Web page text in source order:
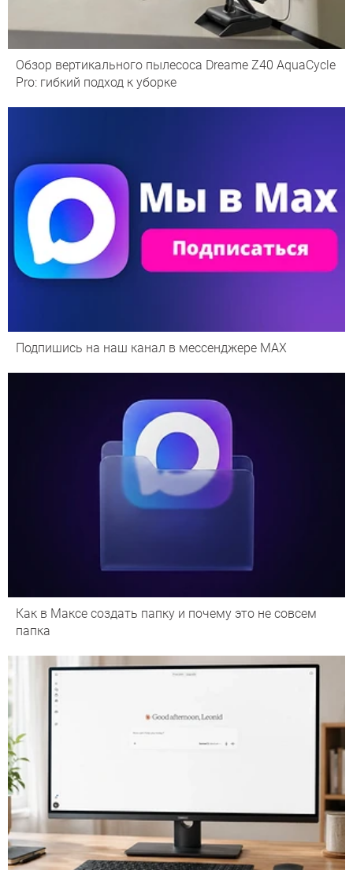
Обзор вертикального пылесоса Dreame Z40 AquaCycle
Pro: гибкий подход к уборке
Подпишись на наш канал в мессенджере МАХ
Как в Максе создать папку и почему это не совсем
папка